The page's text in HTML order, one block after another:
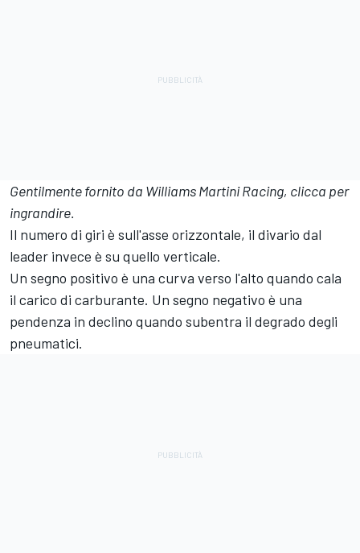
Gentilmente fornito da Williams Martini Racing, clicca per
ingrandire.
Il numero di giri è sull'asse orizzontale, il divario dal
leader invece è su quello verticale.
Un segno positivo è una curva verso l'alto quando cala
il carico di carburante. Un segno negativo è una
pendenza in declino quando subentra il degrado degli
pneumatici.